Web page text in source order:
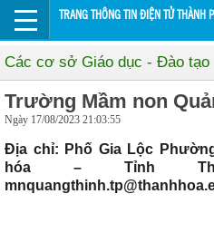
TRANG THÔNG TIN ĐIỆN TỬ THÀNH
Các cơ sở Giáo dục - Đào tạo
Trường Mầm non
Ngày 17/08/2023 21:03:55
Địa chỉ: Phố Gia Lộc
hóa – Tỉnh